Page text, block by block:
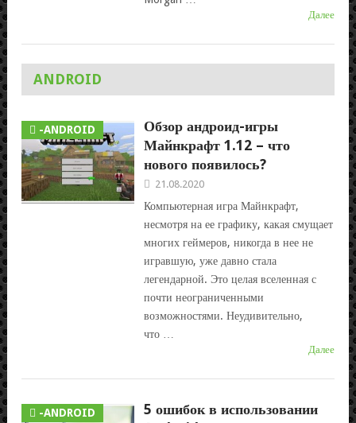
Далее
ANDROID
-ANDROID
Обзор андроид-игры
Майнкрафт 1.12 – что
нового появилось?
21.08.2020
Компьютерная игра Майнкрафт,
несмотря на ее графику, какая смущает
многих геймеров, никогда в нее не
игравшую, уже давно стала
легендарной. Это целая вселенная с
почти неограниченными
возможностями. Неудивительно,
что …
Далее
-ANDROID
5 ошибок в использовании